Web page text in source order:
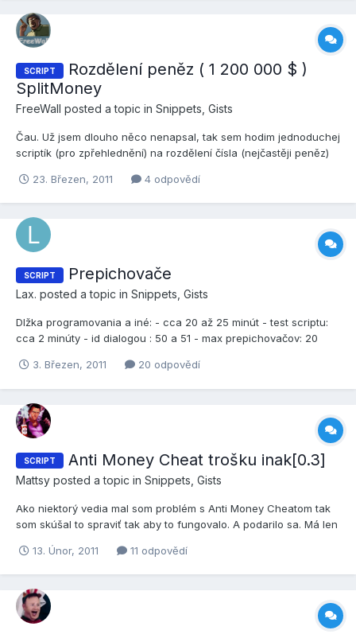
SCRIPT
Rozdělení peněz ( 1 200 000 $ )
SplitMoney
FreeWall posted a topic in Snippets, Gists
Čau. Už jsem dlouho něco nenapsal, tak sem hodim jednoduchej
scriptík (pro zpřehlednění) na rozdělení čísla (nejčastěji peněz)
někomu hodit. Jestli to tu už je tak sem jen zabil nudu Použití:
SplitMoney(12053012) = "12 053 012"...
23. Březen, 2011 4 odpovědí
SCRIPT Prepichovače
Lax. posted a topic in Snippets, Gists
Dlžka programovania a iné: - cca 20 až 25 minút - test scriptu:
cca 2 minúty - id dialogou : 50 a 51 - max prepichovačov: 20
Vhodné pre policajtov. - Funguje to tak, že ak ste úplne pri tých
pichliačov tak vám pichne všetky g...
3. Březen, 2011 20 odpovědí
SCRIPT Anti Money Cheat trošku inak[0.3]
Mattsy posted a topic in Snippets, Gists
Ako niektorý vedia mal som problém s Anti Money Cheatom tak
som skúšal to spraviť tak aby to fungovalo. A podarilo sa. Má len
DajHracoviPeniaze(%0,%1)
SetPVarInt(%0,"Money",ZistiHracovepeniaze(%0)+%1),GivePlaye
rMoney(%0,%1) #define ResetujHr...
13. Únor, 2011 11 odpovědí